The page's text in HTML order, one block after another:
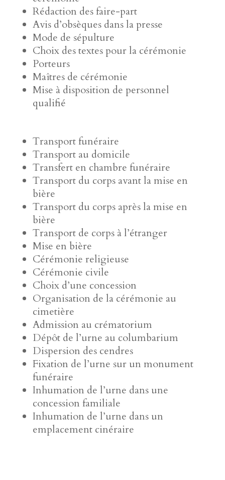
Rédaction des faire-part
Avis d’obsèques dans la presse
Mode de sépulture
Choix des textes pour la cérémonie
Porteurs
Maîtres de cérémonie
Mise à disposition de personnel
qualifié
Transport funéraire
Transport au domicile
Transfert en chambre funéraire
Transport du corps avant la mise en
bière
Transport du corps après la mise en
bière
Transport de corps à l’étranger
Mise en bière
Cérémonie religieuse
Cérémonie civile
Choix d’une concession
Organisation de la cérémonie au
cimetière
Admission au crématorium
Dépôt de l’urne au columbarium
Dispersion des cendres
Fixation de l’urne sur un monument
funéraire
Inhumation de l’urne dans une
concession familiale
Inhumation de l’urne dans un
emplacement cinéraire